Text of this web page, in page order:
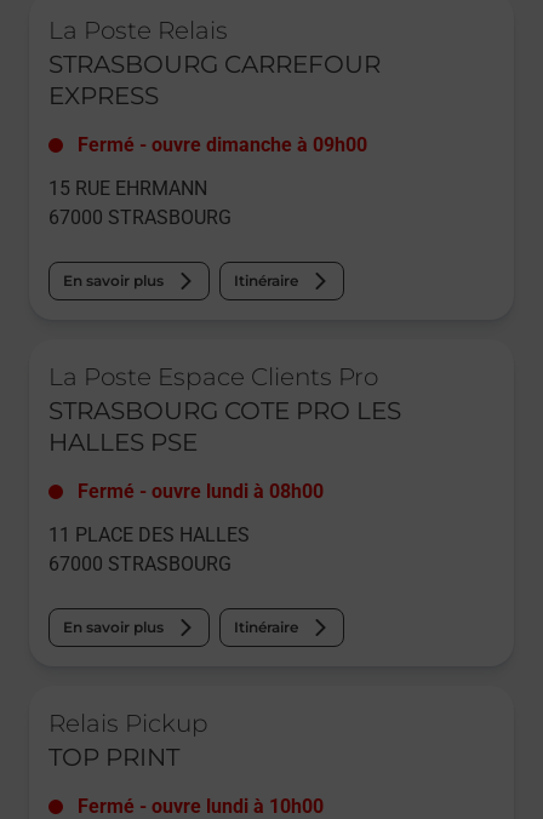
La Poste Relais
STRASBOURG CARREFOUR
EXPRESS
Fermé - ouvre dimanche à 09h00
15 RUE EHRMANN
67000 STRASBOURG
En savoir plus Itinéraire
La Poste Espace Clients Pro
STRASBOURG COTE PRO LES
HALLES PSE
Fermé - ouvre lundi à 08h00
11 PLACE DES HALLES
67000 STRASBOURG
En savoir plus Itinéraire
Relais Pickup
TOP PRINT
Fermé - ouvre lundi à 10h00